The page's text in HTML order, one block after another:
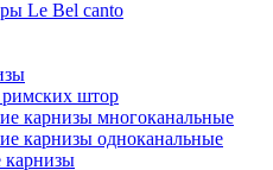
Le Bel canto
штор
карнизы многоканальные
карнизы одноканальные
карнизы